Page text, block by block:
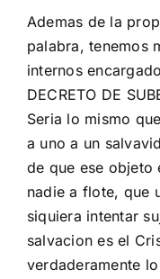
Ademas de la
palabra, tenemos
internos
DECRETO DE
Seria lo mismo
a uno a un
de que ese objeto
nadie a flote, que
siquiera intentar
salvacion es el
verdaderamente